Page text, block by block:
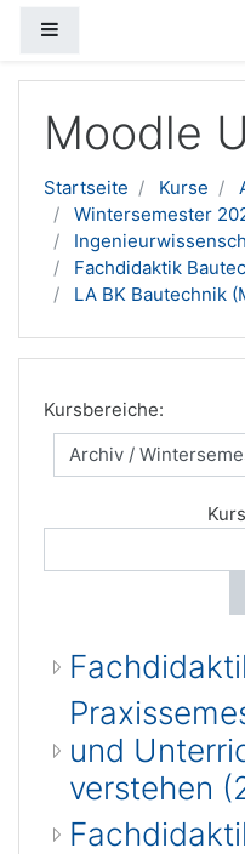
Moodle
Startseite Kurse
Wintersemester
Fachdidaktik
LA BK Bautechnik
Kursbereiche:
und
verstehen